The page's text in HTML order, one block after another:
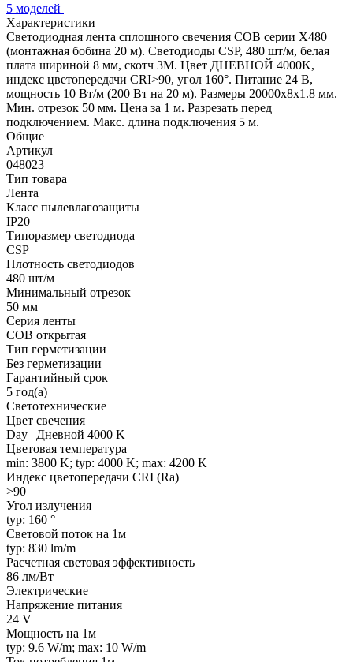
5 моделей
Характеристики
Светодиодная лента сплошного свечения COB серии X480
(монтажная бобина 20 м). Светодиоды CSP, 480 шт/м, белая
плата шириной 8 мм, скотч 3M. Цвет ДНЕВНОЙ 4000K,
индекс цветопередачи CRI>90, угол 160°. Питание 24 В,
мощность 10 Вт/м (200 Вт на 20 м). Размеры 20000х8х1.8 мм.
Мин. отрезок 50 мм. Цена за 1 м. Разрезать перед
подключением. Макс. длина подключения 5 м.
Общие
Артикул
048023
Тип товара
Лента
Класс пылевлагозащиты
IP20
Типоразмер светодиода
CSP
Плотность светодиодов
480 шт/м
Минимальный отрезок
50 мм
Серия ленты
COB открытая
Тип герметизации
Без герметизации
Гарантийный срок
5 год(а)
Светотехнические
Цвет свечения
Day | Дневной 4000 K
Цветовая температура
min: 3800 K; typ: 4000 K; max: 4200 K
Индекс цветопередачи CRI (Ra)
>90
Угол излучения
typ: 160 °
Световой поток на 1м
typ: 830 lm/m
Расчетная световая эффективность
86 лм/Вт
Электрические
Напряжение питания
24 V
Мощность на 1м
typ: 9.6 W/m; max: 10 W/m